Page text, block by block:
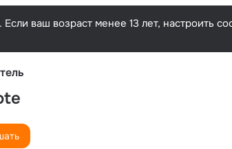
ваш возраст менее 13 лет, настроить